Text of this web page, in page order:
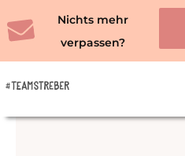
Inhalt
Nichts mehr
verpassen?